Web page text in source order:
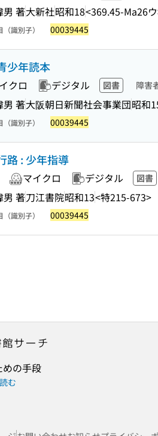
男 著大新社昭和18<369.45-Ma26
識別子） 00039445
少年読本
クロ デジタル 図書 障害
男 著大阪朝日新聞社会事業団昭和
識別子） 00039445
路 : 少年指導
マイクロ デジタル 図書
男 著刀江書院昭和13<特215-673>
識別子） 00039445
の手段
む